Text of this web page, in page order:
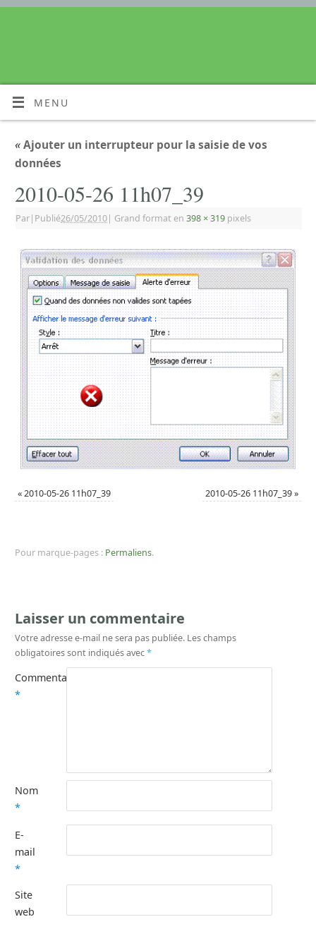
MENU
«Ajouter un interrupteur pour la saisie de vos
données
2010-05-26 11h07_39
Par| Publié26/05/2010| Grand format en 398 × 319 pixels
«2010-05-26 11h07_39 2010-05-26 11h07_39»
Pour marque-pages : Permaliens.
Laisser un commentaire
Votre adresse e-mail ne sera pas publiée. Les champs
obligatoires sont indiqués avec*
Commentaire
*
Nom
*
E-
mail
*
Site
web